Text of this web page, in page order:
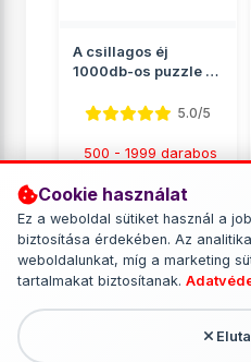
Cookie használat
Ez a weboldal sütiket használ a
biztosítása érdekében. Az
weboldalunkat, míg a marketing
tartalmakat biztosítanak.
A csillagos éj
1000db-os puzzle -
5.0/5
500 - 1999 darabos
2 890 Ft
RÉSZLETEK